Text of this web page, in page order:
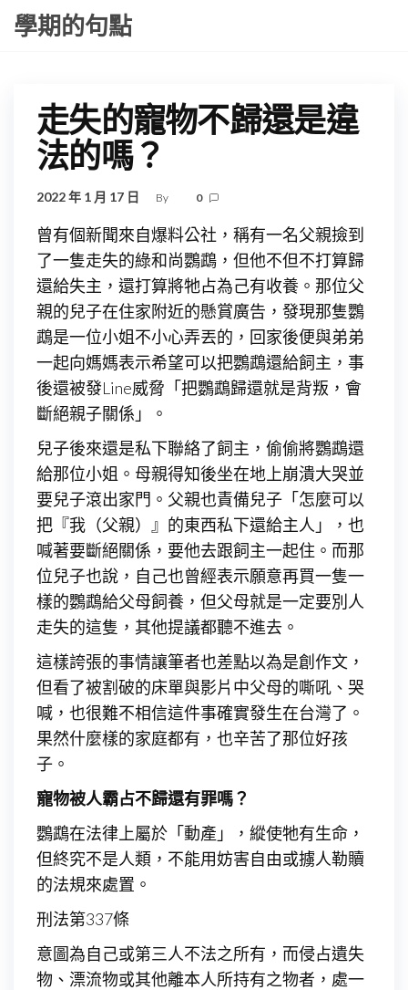
Skip學期的句點
走失的寵物不歸還是違
法的嗎？
2022 年 1 月 17 日 By 0
曾有個新聞來自爆料公社，稱有一名父親撿到
了一隻走失的綠和尚鸚鵡，但他不但不打算歸
還給失主，還打算將牠占為己有收養。那位父
親的兒子在住家附近的懸賞廣告，發現那隻鸚
鵡是一位小姐不小心弄丟的，回家後便與弟弟
一起向媽媽表示希望可以把鸚鵡還給飼主，事
後還被發Line威脅「把鸚鵡歸還就是背叛，會
斷絕親子關係」。
兒子後來還是私下聯絡了飼主，偷偷將鸚鵡還
給那位小姐。母親得知後坐在地上崩潰大哭並
要兒子滾出家門。父親也責備兒子「怎麼可以
把『我（父親）』的東西私下還給主人」，也
喊著要斷絕關係，要他去跟飼主一起住。而那
位兒子也說，自己也曾經表示願意再買一隻一
樣的鸚鵡給父母飼養，但父母就是一定要別人
走失的這隻，其他提議都聽不進去。
這樣誇張的事情讓筆者也差點以為是創作文，
但看了被割破的床單與影片中父母的嘶吼、哭
喊，也很難不相信這件事確實發生在台灣了。
果然什麼樣的家庭都有，也辛苦了那位好孩
子。
寵物被人霸占不歸還有罪嗎？
鸚鵡在法律上屬於「動產」，縱使牠有生命，
但終究不是人類，不能用妨害自由或擄人勒贖
的法規來處置。
刑法第337條
意圖為自己或第三人不法之所有，而侵占遺失
物、漂流物或其他離本人所持有之物者，處一